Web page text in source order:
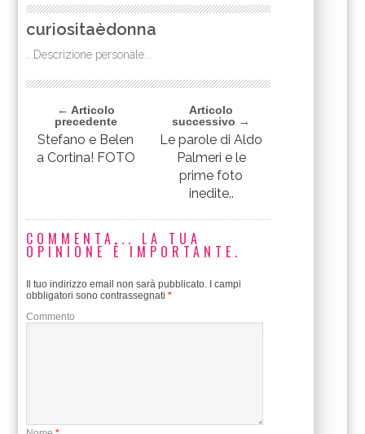
curiositaèdonna
...Descrizione personale...
← Articolo
precedente
Stefano e Belen
a Cortina! FOTO
Articolo
successivo →
Le parole di Aldo
Palmeri e le
prime foto
inedite..
COMMENTA... LA TUA
OPINIONE È IMPORTANTE.
Il tuo indirizzo email non sarà pubblicato. I campi
obbligatori sono contrassegnati*
Commento